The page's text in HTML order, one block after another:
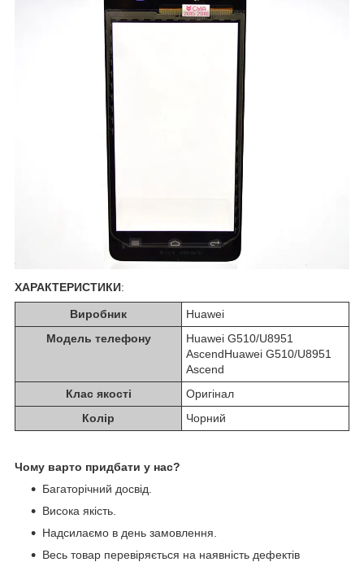
ХАРАКТЕРИСТИКИ:
Виробник
Huawei
Модель телефону
Huawei G510/U8951
AscendHuawei G510/U8951
Ascend
Клас якості
Оригінал
Колір
Чорний
Чому варто придбати у нас?
Багаторічний досвід.
Висока якість.
Надсилаємо в день замовлення.
Весь товар перевіряється на наявність дефектів